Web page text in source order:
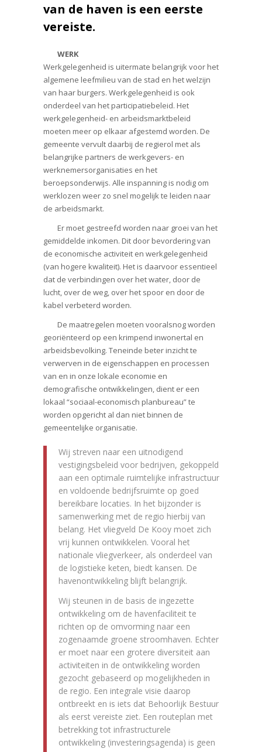
van de haven is een eerste
vereiste.
WERK
Werkgelegenheid is uitermate belangrijk voor het
algemene leefmilieu van de stad en het welzijn
van haar burgers. Werkgelegenheid is ook
onderdeel van het participatiebeleid. Het
werkgelegenheid- en arbeidsmarktbeleid
moeten meer op elkaar afgestemd worden. De
gemeente vervult daarbij de regierol met als
belangrijke partners de werkgevers- en
werknemersorganisaties en het
beroepsonderwijs. Alle inspanning is nodig om
werklozen weer zo snel mogelijk te leiden naar
de arbeidsmarkt.
Er moet gestreefd worden naar groei van het
gemiddelde inkomen. Dit door bevordering van
de economische activiteit en werkgelegenheid
(van hogere kwaliteit). Het is daarvoor essentieel
dat de verbindingen over het water, door de
lucht, over de weg, over het spoor en door de
kabel verbeterd worden.
De maatregelen moeten vooralsnog worden
georiënteerd op een krimpend inwonertal en
arbeidsbevolking. Teneinde beter inzicht te
verwerven in de eigenschappen en processen
van en in onze lokale economie en
demografische ontwikkelingen, dient er een
lokaal “sociaal-economisch planbureau” te
worden opgericht al dan niet binnen de
gemeentelijke organisatie.
Wij streven naar een uitnodigend
vestigingsbeleid voor bedrijven, gekoppeld
aan een optimale ruimtelijke infrastructuur
en voldoende bedrijfsruimte op goed
bereikbare locaties. In het bijzonder is
samenwerking met de regio hierbij van
belang. Het vliegveld De Kooy moet zich
vrij kunnen ontwikkelen. Vooral het
nationale vliegverkeer, als onderdeel van
de logistieke keten, biedt kansen. De
havenontwikkeling blijft belangrijk.
Wij steunen in de basis de ingezette
ontwikkeling om de havenfaciliteit te
richten op de omvorming naar een
zogenaamde groene stroomhaven. Echter
er moet naar een grotere diversiteit aan
activiteiten in de ontwikkeling worden
gezocht gebaseerd op mogelijkheden in
de regio. Een integrale visie daarop
ontbreekt en is iets dat Behoorlijk Bestuur
als eerst vereiste ziet. Een routeplan met
betrekking tot infrastructurele
ontwikkeling (investeringsagenda) is geen